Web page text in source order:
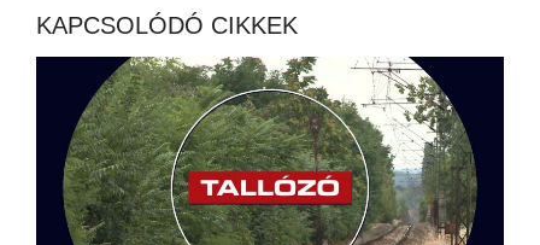
KAPCSOLÓDÓ CIKKEK